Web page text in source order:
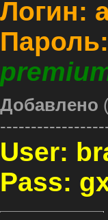
Логин:
Добавлено
User:
Pass: